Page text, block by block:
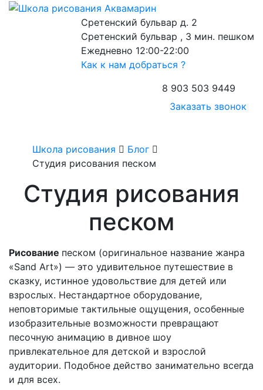
Сретенский бульвар д. 2
Сретенский бульвар , 3 мин. пешком
Ежедневно 12:00-22:00
Как к нам добраться ?
8 903 503 9449
Заказать звонок
Школа рисования
Блог
Студия рисования песком
Студия рисования
песком
Рисование песком (оригинальное название жанра
«Sand Art») — это удивительное путешествие в
сказку, истинное удовольствие для детей или
взрослых. Нестандартное оборудование,
неповторимые тактильные ощущения, особенные
изобразительные возможности превращают
песочную анимацию в дивное шоу
привлекательное для детской и взрослой
аудитории. Подобное действо занимательно всегда
и для всех.